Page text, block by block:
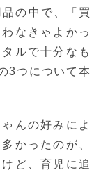
の中で、「買
なきゃよかっ
ルで十分なも
3つについて本
んの好みによ
かったのが、
ど、育児に追